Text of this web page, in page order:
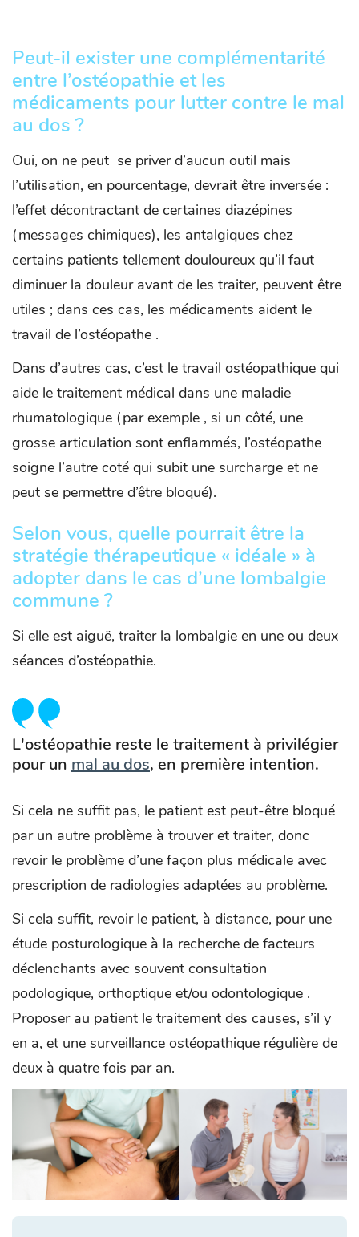
Peut-il exister une complémentarité
entre l’ostéopathie et les
médicaments pour lutter contre le mal
au dos ?
Oui, on ne peut se priver d’aucun outil mais
l’utilisation, en pourcentage, devrait être inversée :
l’effet décontractant de certaines diazépines
(messages chimiques), les antalgiques chez
certains patients tellement douloureux qu’il faut
diminuer la douleur avant de les traiter, peuvent être
utiles ; dans ces cas, les médicaments aident le
travail de l’ostéopathe .
Dans d’autres cas, c’est le travail ostéopathique qui
aide le traitement médical dans une maladie
rhumatologique (par exemple , si un côté, une
grosse articulation sont enflammés, l’ostéopathe
soigne l’autre coté qui subit une surcharge et ne
peut se permettre d’être bloqué).
Selon vous, quelle pourrait être la
stratégie thérapeutique « idéale » à
adopter dans le cas d’une lombalgie
commune ?
Si elle est aiguë, traiter la lombalgie en une ou deux
séances d’ostéopathie.
L'ostéopathie reste le traitement à privilégier
pour un mal au dos, en première intention.
Si cela ne suffit pas, le patient est peut-être bloqué
par un autre problème à trouver et traiter, donc
revoir le problème d’une façon plus médicale avec
prescription de radiologies adaptées au problème.
Si cela suffit, revoir le patient, à distance, pour une
étude posturologique à la recherche de facteurs
déclenchants avec souvent consultation
podologique, orthoptique et/ou odontologique .
Proposer au patient le traitement des causes, s’il y
en a, et une surveillance ostéopathique régulière de
deux à quatre fois par an.